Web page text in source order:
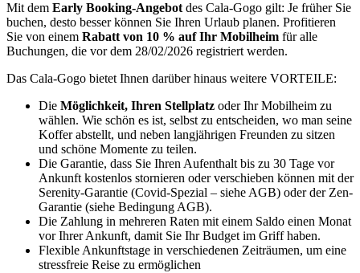
Mit dem Early Booking-Angebotdes Cala-Gogo gilt: Je früher Sie
buchen, desto besser können Sie Ihren Urlaub planen. Profitieren
Sie von einem Rabatt von 10 % auf Ihr Mobilheim für alle
Buchungen, die vor dem 28/02/2026 registriert werden.
Das Cala-Gogo bietet Ihnen darüber hinaus weitere VORTEILE:
Die Möglichkeit, Ihren Stellplatz oder Ihr Mobilheim zu
wählen. Wie schön es ist, selbst zu entscheiden, wo man seine
Koffer abstellt, und neben langjährigen Freunden zu sitzen
und schöne Momente zu teilen.
Die Garantie, dass Sie Ihren Aufenthalt bis zu 30 Tage vor
Ankunft kostenlos stornieren oder verschieben können mit der
Serenity-Garantie (Covid-Spezial – siehe AGB) oder der Zen-
Garantie (siehe Bedingung AGB).
Die Zahlung in mehreren Raten mit einem Saldo einen Monat
vor Ihrer Ankunft, damit Sie Ihr Budget im Griff haben.
Flexible Ankunftstage in verschiedenen Zeiträumen, um eine
stressfreie Reise zu ermöglichen